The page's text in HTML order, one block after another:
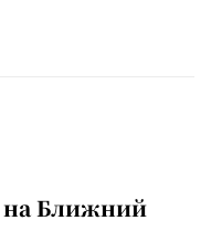
на Ближний